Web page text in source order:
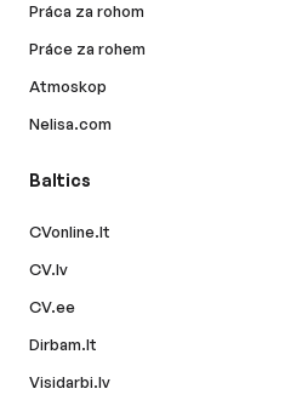
Práca za rohom
Práce za rohem
Atmoskop
Nelisa.com
Baltics
CVonline.lt
CV.lv
CV.ee
Dirbam.lt
Visidarbi.lv